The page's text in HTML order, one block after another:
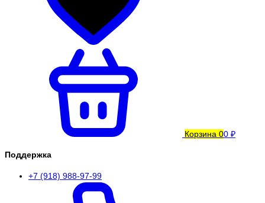
Корзина 00 ₽
Поддержка
+7 (918) 988-97-99